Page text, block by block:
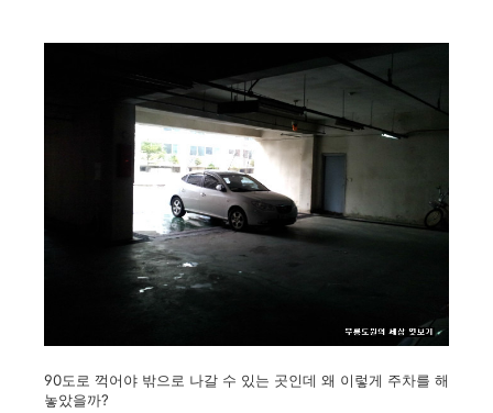
90도로 꺽어야 밖으로 나갈 수 있는 곳인데 왜 이렇게 주차를 해
놓았을까?